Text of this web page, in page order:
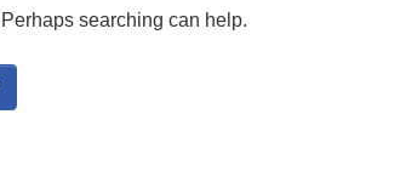
Perhaps searching can help.